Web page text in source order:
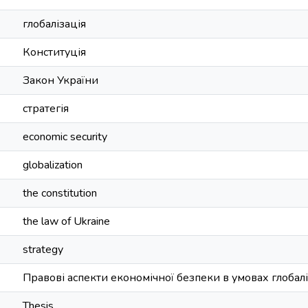
глобалізація
Конституція
Закон України
стратегія
economic security
globalization
the constitution
the law of Ukraine
strategy
Правові аспекти економічної безпеки в умовах